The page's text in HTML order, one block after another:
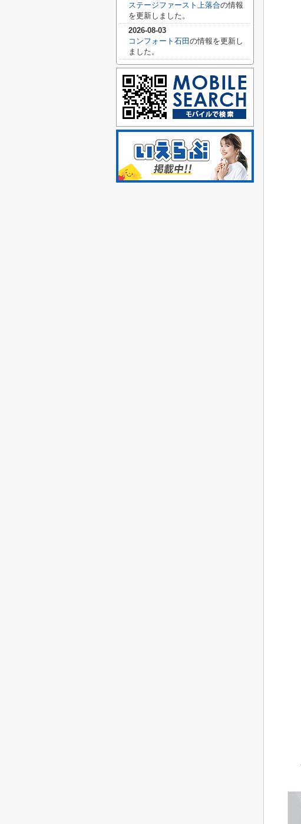
ステージファースト上落合の情報
を更新しました。
2026-08-03
コンフォート石田 の情報を更新し
ました。